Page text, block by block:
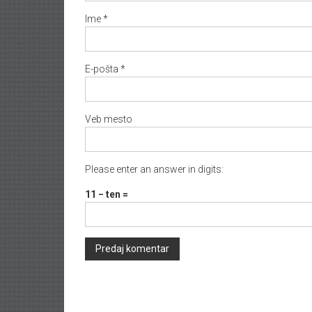
Ime*
E-pošta *
Veb mesto
Please enter an answer in digits:
11 − ten =